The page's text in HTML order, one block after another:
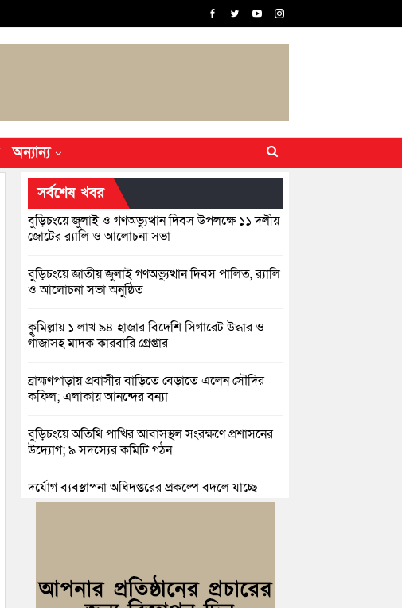
অন্যান্য
সর্বশেষ খবর
বুড়িচংয়ে জুলাই ও গণঅভ্যুত্থান দিবস উপলক্ষে ১১ দলীয়
জোটের র‍্যালি ও আলোচনা সভা
বুড়িচংয়ে জাতীয় জুলাই গণঅভ্যুত্থান দিবস পালিত, র‍্যালি
ও আলোচনা সভা অনুষ্ঠিত
কুমিল্লায় ১ লাখ ৯৪ হাজার বিদেশি সিগারেট উদ্ধার ও
গাঁজাসহ মাদক কারবারি গ্রেপ্তার
ব্রাহ্মণপাড়ায় প্রবাসীর বাড়িতে বেড়াতে এলেন সৌদির
কফিল; এলাকায় আনন্দের বন্যা
বুড়িচংয়ে অতিথি পাখির আবাসস্থল সংরক্ষণে প্রশাসনের
উদ্যোগ; ৯ সদস্যের কমিটি গঠন
দুর্যোগ ব্যবস্থাপনা অধিদপ্তরের প্রকল্পে বদলে যাচ্ছে
চৌদ্দগ্রামের জনপদ
জুলাই অভ্যুত্থানের দ্বিতীয় বর্ষপূর্তি উপলক্ষে কুমিল্লায়